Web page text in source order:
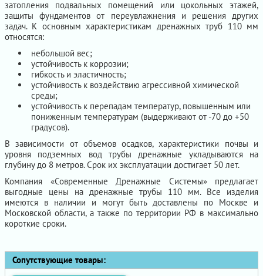
затопления подвальных помещений или цокольных этажей,
защиты фундаментов от переувлажнения и решения других
задач. К основным характеристикам дренажных труб 110 мм
относятся:
небольшой вес;
устойчивость к коррозии;
гибкость и эластичность;
устойчивость к воздействию агрессивной химической
среды;
устойчивость к перепадам температур, повышенным или
пониженным температурам (выдерживают от -70 до +50
градусов).
В зависимости от объемов осадков, характеристики почвы и
уровня подземных вод трубы дренажные укладываются на
глубину до 8 метров. Срок их эксплуатации достигает 50 лет.
Компания «Современные Дренажные Системы» предлагает
выгодные цены на дренажные трубы 110 мм. Все изделия
имеются в наличии и могут быть доставлены по Москве и
Московской области, а также по территории РФ в максимально
короткие сроки.
Сопутствующие товары: